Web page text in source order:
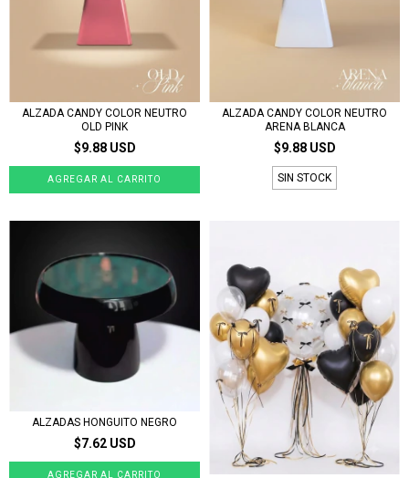
ALZADA CANDY COLOR NEUTRO
OLD PINK
$9.88 USD
ALZADA CANDY COLOR NEUTRO
ARENA BLANCA
$9.88 USD
SIN STOCK
ALZADAS HONGUITO NEGRO
$7.62 USD